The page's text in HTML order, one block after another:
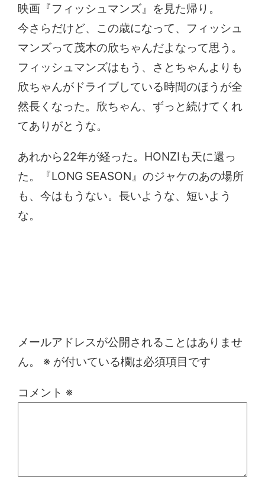
映画『フィッシュマンズ』を見た帰り。
今さらだけど、この歳になって、フィッシュ
マンズって茂木の欣ちゃんだよなって思う。
フィッシュマンズはもう、さとちゃんよりも
欣ちゃんがドライブしている時間のほうが全
然長くなった。欣ちゃん、ずっと続けてくれ
てありがとうな。
あれから22年が経った。HONZIも天に還っ
た。『LONG SEASON』のジャケのあの場所
も、今はもうない。長いような、短いよう
な。
メールアドレスが公開されることはありませ
ん。
※ が付いている欄は必須項目です
コメント ※